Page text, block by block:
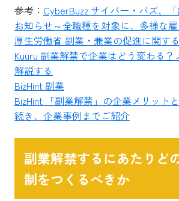
参考： CyberBuzz サイバー・バズ、
お知らせ～全職種を対象に、多様な
厚生労働省 副業・兼業の促進に関す
Kuuru 副業解禁で企業はどう変わる？
解説する
BizHint 副業
BizHint 「副業解禁」の企業メリット
続き、企業事例までご紹介
副業解禁するにあたりど
制をつくるべきか